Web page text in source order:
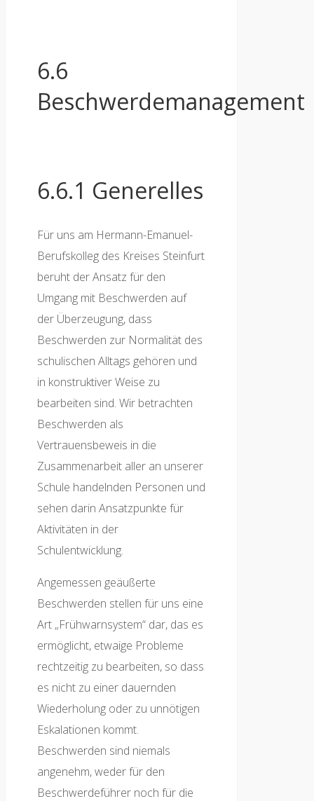
6.6
Beschwerdemanagement
6.6.1 Generelles
Für uns am Hermann-Emanuel-
Berufskolleg des Kreises Steinfurt
beruht der Ansatz für den
Umgang mit Beschwerden auf
der Überzeugung, dass
Beschwerden zur Normalität des
schulischen Alltags gehören und
in konstruktiver Weise zu
bearbeiten sind. Wir betrachten
Beschwerden als
Vertrauensbeweis in die
Zusammenarbeit aller an unserer
Schule handelnden Personen und
sehen darin Ansatzpunkte für
Aktivitäten in der
Schulentwicklung.
Angemessen geäußerte
Beschwerden stellen für uns eine
Art „Frühwarnsystem“ dar, das es
ermöglicht, etwaige Probleme
rechtzeitig zu bearbeiten, so dass
es nicht zu einer dauernden
Wiederholung oder zu unnötigen
Eskalationen kommt.
Beschwerden sind niemals
angenehm, weder für den
Beschwerdeführer noch für die